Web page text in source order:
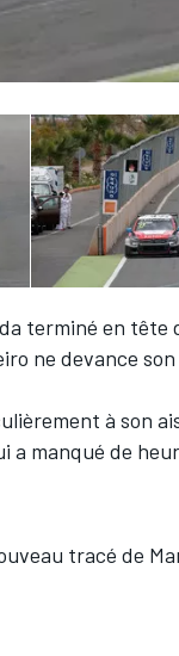
terminé en tête
ne devance
à son
a manqué de
tracé de